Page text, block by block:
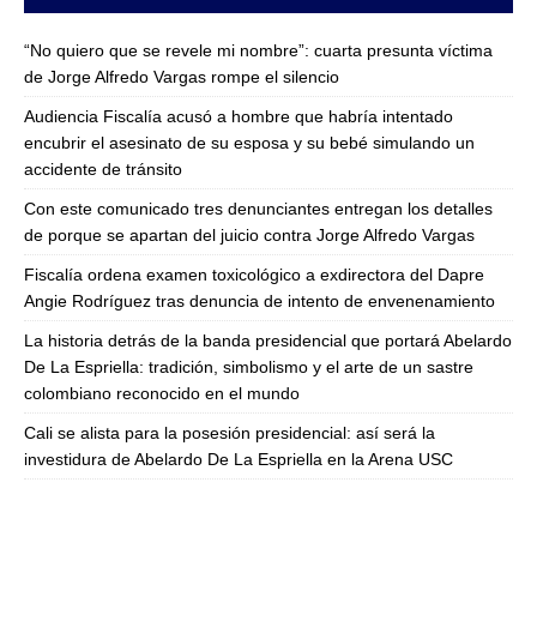
“No quiero que se revele mi nombre”: cuarta presunta víctima
de Jorge Alfredo Vargas rompe el silencio
Audiencia Fiscalía acusó a hombre que habría intentado
encubrir el asesinato de su esposa y su bebé simulando un
accidente de tránsito
Con este comunicado tres denunciantes entregan los detalles
de porque se apartan del juicio contra Jorge Alfredo Vargas
Fiscalía ordena examen toxicológico a exdirectora del Dapre
Angie Rodríguez tras denuncia de intento de envenenamiento
La historia detrás de la banda presidencial que portará Abelardo
De La Espriella: tradición, simbolismo y el arte de un sastre
colombiano reconocido en el mundo
Cali se alista para la posesión presidencial: así será la
investidura de Abelardo De La Espriella en la Arena USC